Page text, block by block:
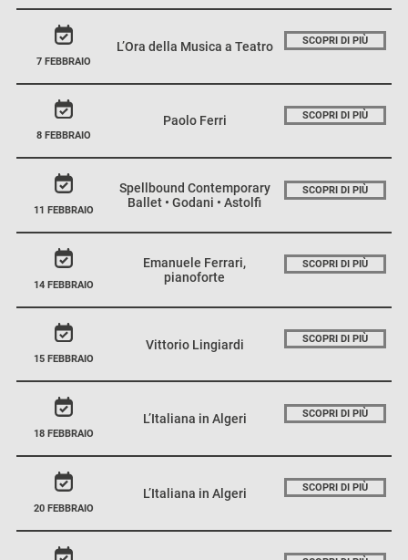
7 FEBBRAIO
L’Ora della Musica a Teatro SCOPRI DI PIÙ
8 FEBBRAIO
Paolo Ferri SCOPRI DI PIÙ
11 FEBBRAIO
Spellbound Contemporary
Ballet • Godani • Astolfi
SCOPRI DI PIÙ
14 FEBBRAIO
Emanuele Ferrari,
pianoforte
SCOPRI DI PIÙ
15 FEBBRAIO
Vittorio Lingiardi SCOPRI DI PIÙ
18 FEBBRAIO
L’Italiana in Algeri SCOPRI DI PIÙ
20 FEBBRAIO
L’Italiana in Algeri SCOPRI DI PIÙ